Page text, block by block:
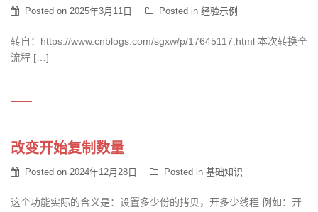
Posted on 2025年3月11日 Posted in 经验示例
转自：https://www.cnblogs.com/sgxw/p/17645117.html 本次转换全
流程 […]
改变开始复制数量
Posted on 2024年12月28日 Posted in 基础知识
这个功能实际的含义是：设置多少份的拷贝，开多少线程 例如：开